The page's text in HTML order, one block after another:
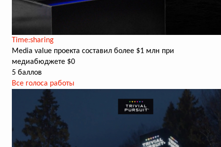
Time:sharing
Media value проекта составил более $1 млн при
медиабюджете $0
5 баллов
Все голоса работы